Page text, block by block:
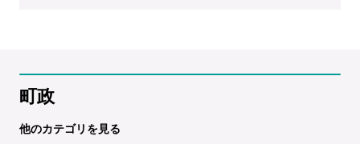
町政
他のカテゴリを見る